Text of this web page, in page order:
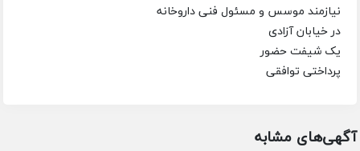
نیازمند موسس و مسئول فنی داروخانه
در خیابان آزادی
یک شیفت حضور
پرداختی توافقی
آگهی‌های مشابه